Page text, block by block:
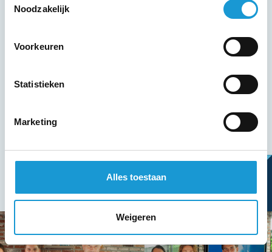
Noodzakelijk
Voorkeuren
Statistieken
Marketing
Alles toestaan
Weigeren
HKB
Gooskens Hout, Hoofdstraat 2 in Hoogeloon